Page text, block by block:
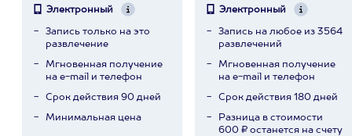
Электронный
Запись только на это
развлечение
Мгновенная получение
на e-mail и телефон
Срок действия 90 дней
Минимальная цена
Электронный
Запись на любое из 3564
развлечений
Мгновенная получение
на e-mail и телефон
Срок действия 180 дней
Разница в стоимости
600 ₽ останется на счету